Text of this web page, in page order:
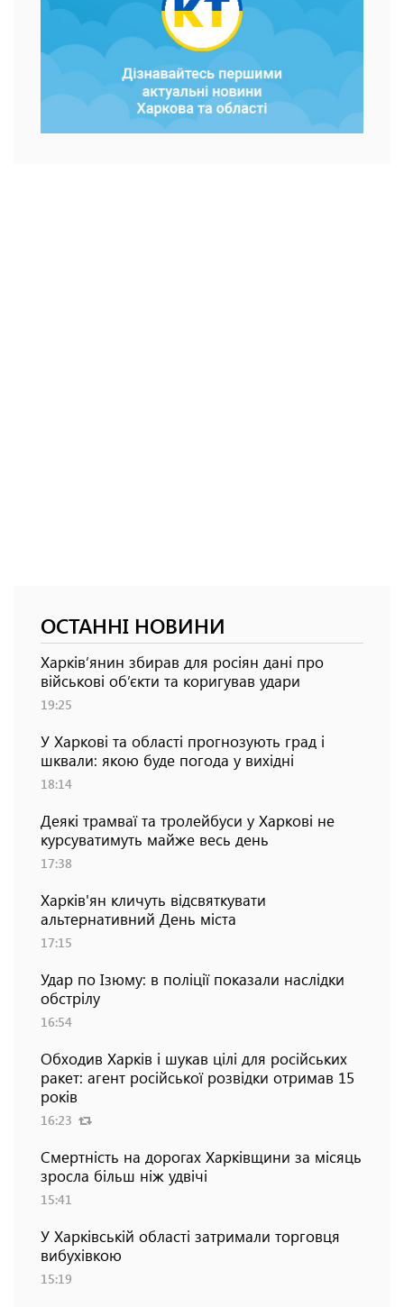
ОСТАННІ НОВИНИ
Харків’янин збирав для росіян дані про
військові об’єкти та коригував удари
19:25
У Харкові та області прогнозують град і
шквали: якою буде погода у вихідні
18:14
Деякі трамваї та тролейбуси у Харкові не
курсуватимуть майже весь день
17:38
Харків'ян кличуть відсвяткувати
альтернативний День міста
17:15
Удар по Ізюму: в поліції показали наслідки
обстрілу
16:54
Обходив Харків і шукав цілі для російських
ракет: агент російської розвідки отримав 15
років
16:23
Смертність на дорогах Харківщини за місяць
зросла більш ніж удвічі
15:41
У Харківській області затримали торговця
вибухівкою
15:19